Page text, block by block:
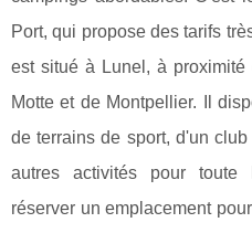
Port, qui propose des tarifs
est situé à Lunel, à
Motte et de Montpellier. Il
de terrains de sport, d'un
autres activités pour toute
réserver un emplacement